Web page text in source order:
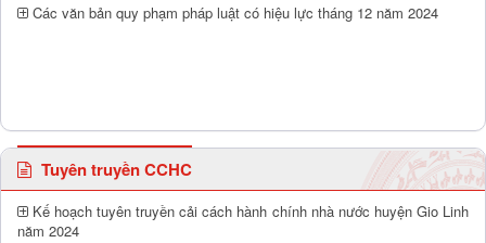
Các văn bản quy phạm pháp luật có hiệu lực tháng 12 năm 2024
Tuyên truyền CCHC
Kế hoạch tuyên truyền cải cách hành chính nhà nước huyện Gio Linh
năm 2024